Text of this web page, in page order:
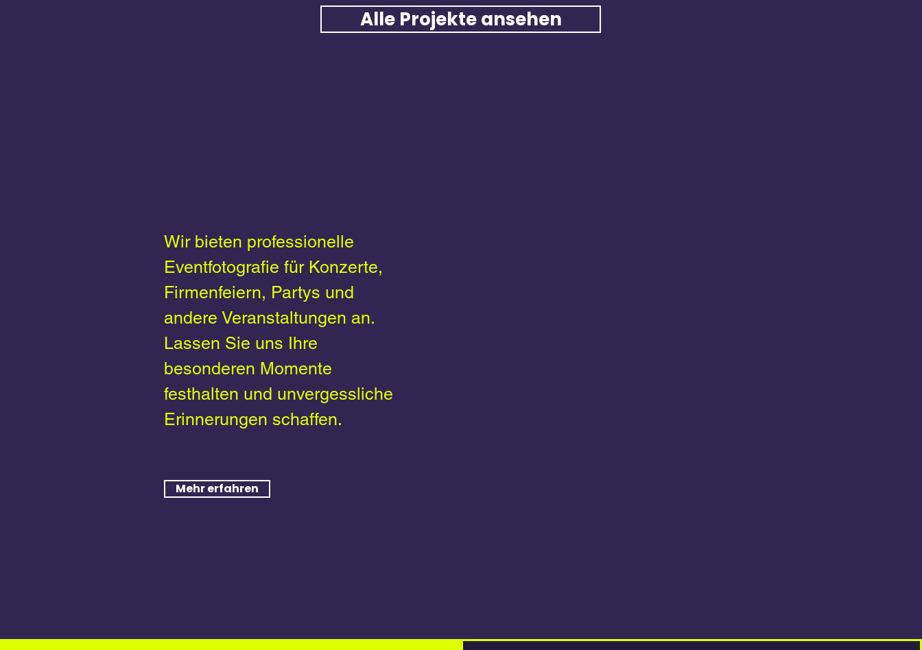
Alle Projekte ansehen
Wir bieten professionelle
Eventfotografie für Konzerte,
Firmenfeiern, Partys und
andere Veranstaltungen an.
Lassen Sie uns Ihre
besonderen Momente
festhalten und unvergessliche
Erinnerungen schaffen.
Mehr erfahren